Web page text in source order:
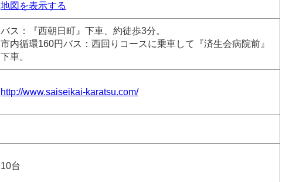
地図を表示する
バス：『西朝日町』下車、約徒歩3分。
市内循環160円バス：西回りコースに乗車して『済生会病院前』
下車。
http://www.saiseikai-karatsu.com/
10台